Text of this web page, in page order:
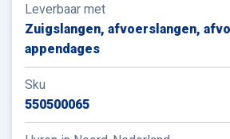
Leverbaar met
Zuigslangen, afvoerslangen,
appendages
Sku
550500065